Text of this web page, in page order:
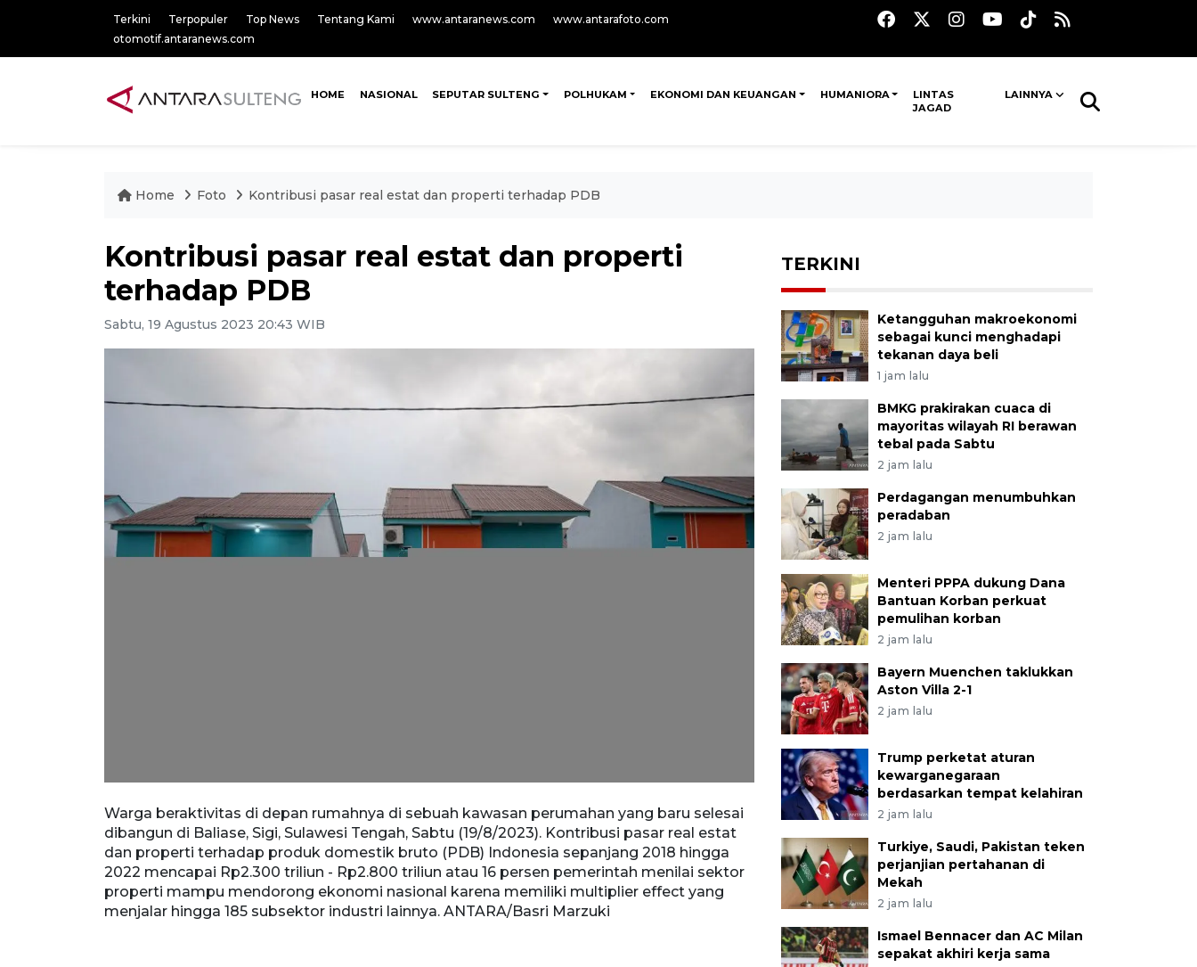
Terkini Terpopuler Top News Tentang Kami www.antaranews.com
www.antarafoto.com
otomotif.antaranews.com
HOME NASIONAL SEPUTAR SULTENG POLHUKAM EKONOMI DAN KEUANGAN HUMANIORA
LINTAS
JAGAD
LAINNYA
Home Foto Kontribusi pasar real estat dan properti terhadap PDB
Kontribusi pasar real estat dan properti
terhadap PDB
Sabtu, 19 Agustus 2023 20:43 WIB
Warga beraktivitas di depan rumahnya di sebuah kawasan perumahan yang baru selesai
dibangun di Baliase, Sigi, Sulawesi Tengah, Sabtu (19/8/2023). Kontribusi pasar real estat
dan properti terhadap produk domestik bruto (PDB) Indonesia sepanjang 2018 hingga
2022 mencapai Rp2.300 triliun - Rp2.800 triliun atau 16 persen pemerintah menilai sektor
properti mampu mendorong ekonomi nasional karena memiliki multiplier effect yang
menjalar hingga 185 subsektor industri lainnya. ANTARA/Basri Marzuki
Pengendara melintas di sebuah kawasan perumahan yang
terhadap produk domestik bruto (PDB) Indonesia
Rp2.300 triliun - Rp2.800 triliun atau 16 persen pemerintah
mendorong ekonomi nasional karena memiliki multiplier
subsektor industri lainnya. ANTARA/Basri Marzuki
TERKINI
Ketangguhan makroekonomi
sebagai kunci menghadapi
tekanan daya beli
1 jam lalu
BMKG prakirakan cuaca di
mayoritas wilayah RI berawan
tebal pada Sabtu
2 jam lalu
Perdagangan menumbuhkan
peradaban
2 jam lalu
Menteri PPPA dukung Dana
Bantuan Korban perkuat
pemulihan korban
2 jam lalu
Bayern Muenchen taklukkan
Aston Villa 2-1
2 jam lalu
Trump perketat aturan
kewarganegaraan
berdasarkan tempat kelahiran
2 jam lalu
Turkiye, Saudi, Pakistan teken
perjanjian pertahanan di
Mekah
2 jam lalu
Ismael Bennacer dan AC Milan
sepakat akhiri kerja sama